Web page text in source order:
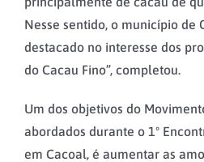
Nesse sentido, o município de
destacado no interesse dos
do Cacau Fino”, completou.
Um dos objetivos do
abordados durante o 1º
em Cacoal, é aumentar as